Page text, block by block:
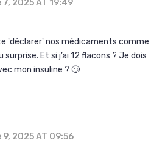
7, 2025 AT 19:49
'déclarer' nos médicaments comme
Et si j’ai 12 flacons ? Je dois
mon insuline ? 🙄
9, 2025 AT 09:56